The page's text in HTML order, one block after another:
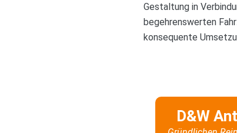
Gestaltung in
begehrenswerten
konsequente
D&W